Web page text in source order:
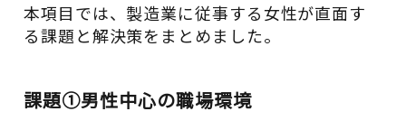
本項目では、製造業に従事する女性が直面す
る課題と解決策をまとめました。
課題①男性中心の職場環境